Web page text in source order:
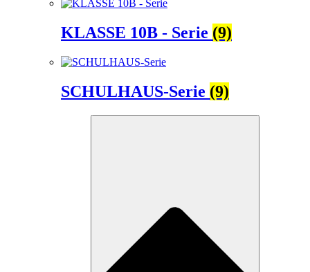
KLASSE 10B - Serie (9)
SCHULHAUS-Serie (9)